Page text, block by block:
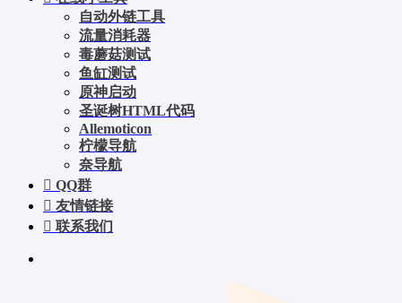
自动外链工具
流量消耗器
毒蘑菇测试
鱼缸测试
原神启动
圣诞树HTML代码
Allemoticon
柠檬导航
奈导航
QQ群
友情链接
联系我们